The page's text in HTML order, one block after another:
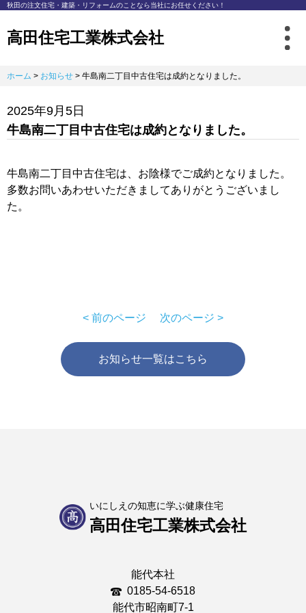
秋⽥の注⽂住宅・建築・リフォームのことなら当社にお任せください！
高田住宅工業株式会社
ホーム > お知らせ > 牛島南二丁目中古住宅は成約となりました。
2025年9月5日
牛島南二丁目中古住宅は成約となりました。
牛島南二丁目中古住宅は、お陰様でご成約となりました。
多数お問いあわせいただきましてありがとうございまし
た。
< 前のページ 次のページ >
お知らせ一覧はこちら
いにしえの知恵に学ぶ健康住宅
高田住宅工業株式会社
能代本社
0185-54-6518
能代市昭南町7-1